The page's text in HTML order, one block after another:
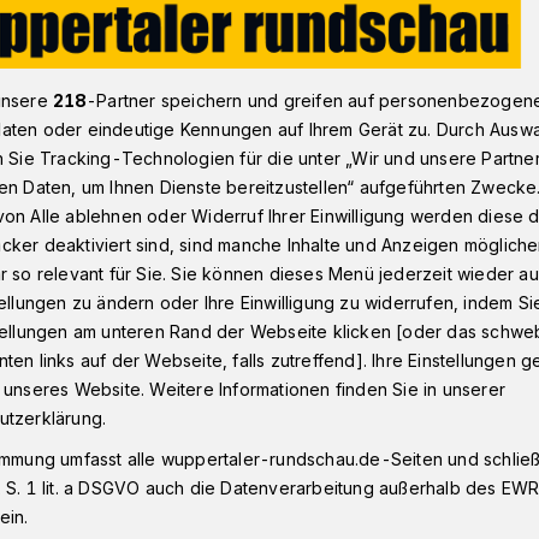
- Oberbarmen Verletzter nach Auffahrunfall am Wuppertaler
Auffahrunfall
hat sich am Donnerstagvormittag
ereignet. Ein Beteiligter musste ins
218-Partner speichern und greifen auf
oder eindeutige Kennungen auf Ihrem Gerät zu. Durch
Sie Tracking-Technologien für die unter „Wir und unsere
Daten, um Ihnen Dienste bereitzustellen“ aufgeführten
Alle ablehnen oder Widerruf Ihrer Einwilligung werden diese
deaktiviert sind, sind manche Inhalte und Anzeigen
so relevant für Sie. Sie können dieses Menü jederzeit wieder
zu ändern oder Ihre Einwilligung zu widerrufen, indem
am unteren Rand der Webseite klicken [oder das
links auf der Webseite, falls zutreffend]. Ihre Einstellungen
Website. Weitere Informationen finden Sie in unserer
umfasst alle wuppertaler-rundschau.de-Seiten und
1 lit. a DSGVO auch die Datenverarbeitung außerhalb des